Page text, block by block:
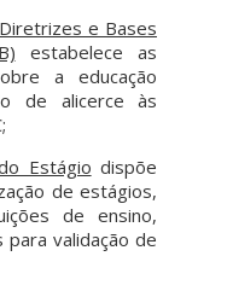
e Bases
estabelece as
a educação
de alicerce às
Estágio dispõe
de estágios,
de ensino,
validação de